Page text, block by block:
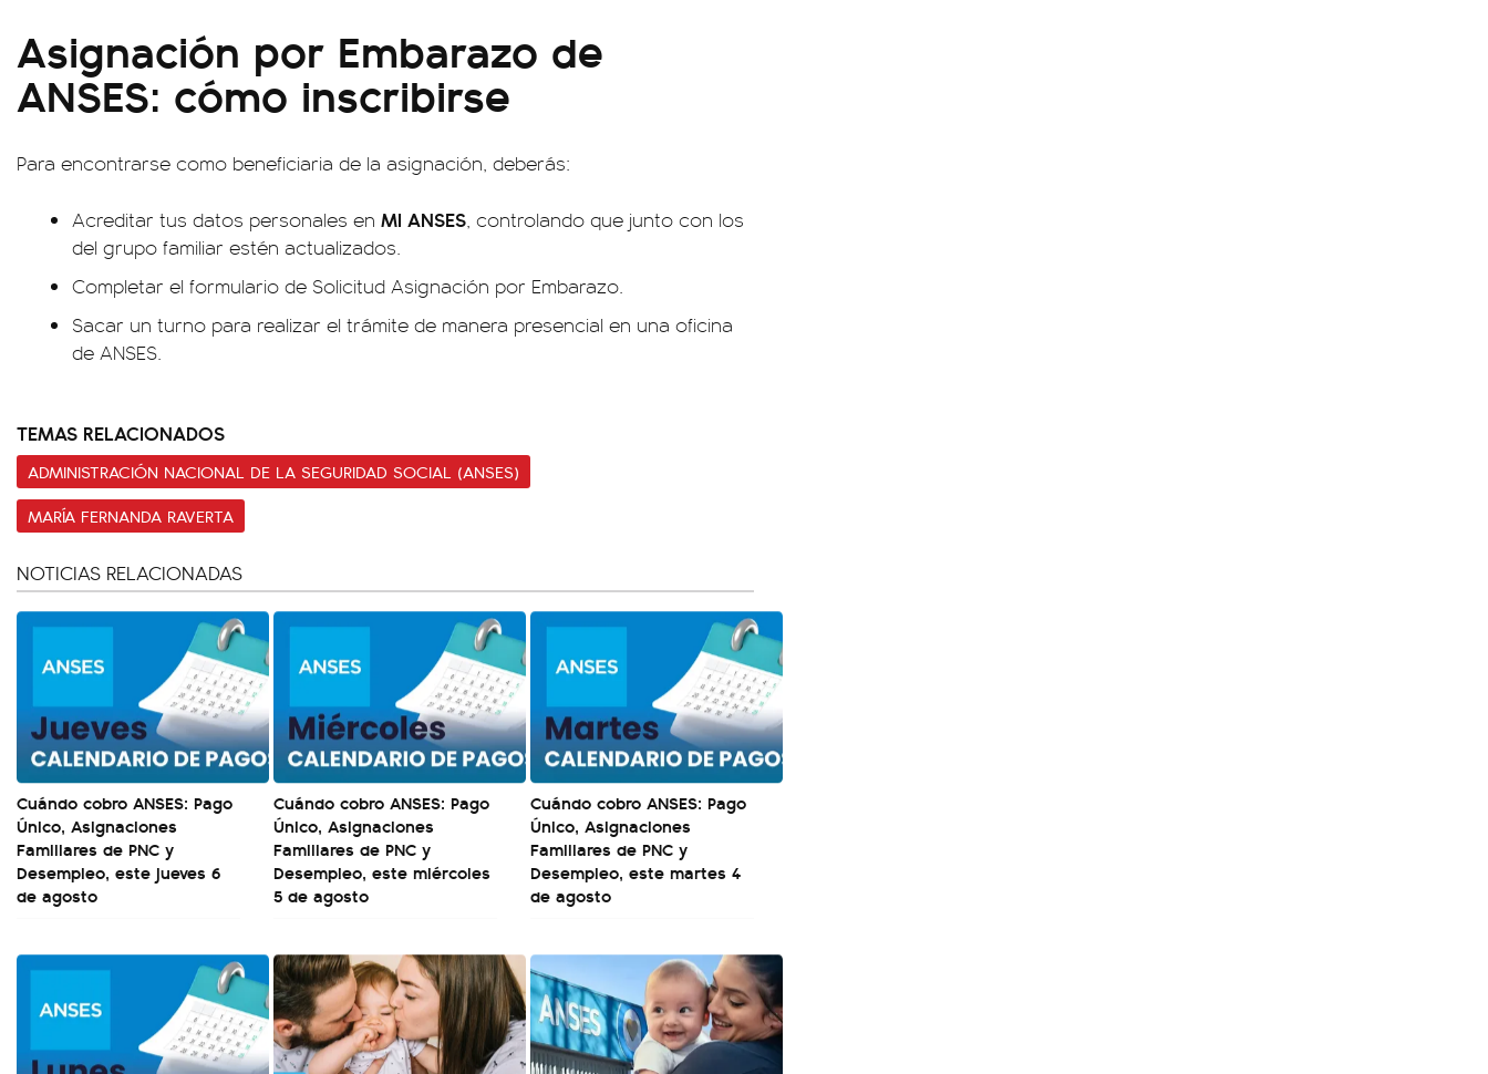
Asignación por Embarazo de
ANSES: cómo inscribirse
Para encontrarse como beneficiaria de la asignación, deberás:
Acreditar tus datos personales en MI ANSES, controlando que junto con los
del grupo familiar estén actualizados.
Completar el formulario de Solicitud Asignación por Embarazo.
Sacar un turno para realizar el trámite de manera presencial en una oficina
de ANSES.
TEMAS RELACIONADOS
ADMINISTRACIÓN NACIONAL DE LA SEGURIDAD SOCIAL (ANSES)
MARÍA FERNANDA RAVERTA
NOTICIAS RELACIONADAS
Cuándo cobro ANSES: Pago
Único, Asignaciones
Familiares de PNC y
Desempleo, este jueves 6
de agosto
Cuándo cobro ANSES: Pago
Único, Asignaciones
Familiares de PNC y
Desempleo, este miércoles
5 de agosto
Cuándo cobro ANSES: Pago
Único, Asignaciones
Familiares de PNC y
Desempleo, este martes 4
de agosto